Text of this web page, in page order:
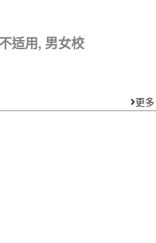
适用, 男女校
更多